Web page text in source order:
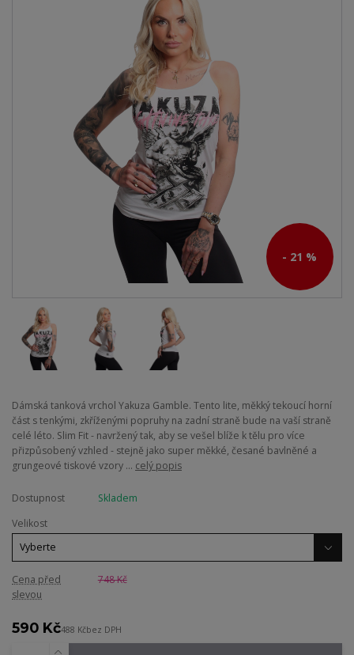
- 21 %
Dámská tanková vrchol Yakuza Gamble. Tento lite, měkký tekoucí horní
část s tenkými, zkříženými popruhy na zadní straně bude na vaší straně
celé léto. Slim Fit - navržený tak, aby se vešel blíže k tělu pro více
přizpůsobený vzhled - stejně jako super měkké, česané bavlněné a
grungeové tiskové vzory ... celý popis
Dostupnost
Skladem
Velikost
Cena před
slevou
748 Kč
590 Kč488 Kčbez DPH